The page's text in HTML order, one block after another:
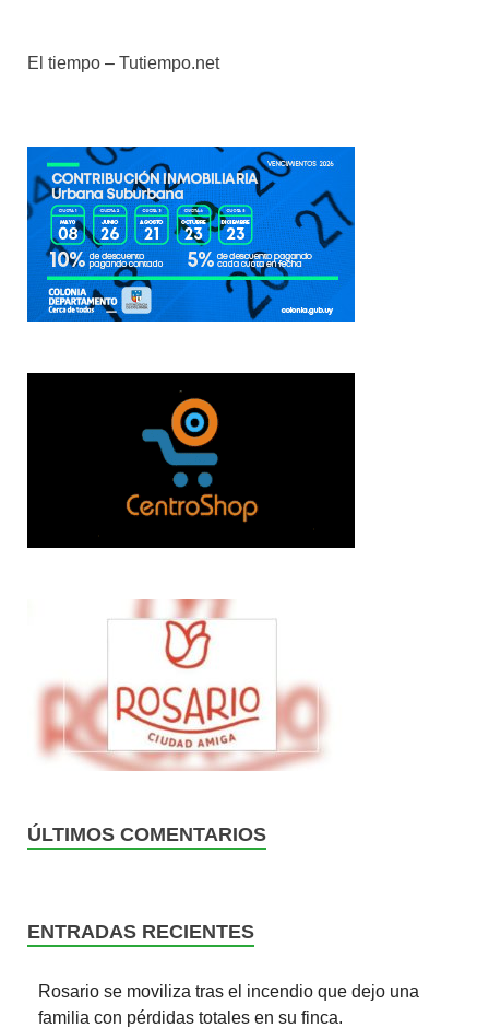
El tiempo – Tutiempo.net
ÚLTIMOS COMENTARIOS
ENTRADAS RECIENTES
Rosario se moviliza tras el incendio que dejo una
familia con pérdidas totales en su finca.